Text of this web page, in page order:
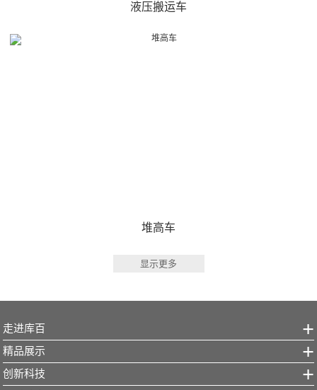
液压搬运车
堆高车
显示更多
走进库百
精品展示
创新科技